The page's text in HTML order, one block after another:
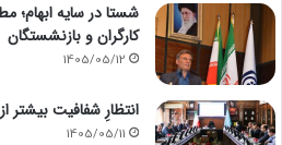
شستا در سایه ابهام؛
کارگران و بازنشستگان
1405/05/12
انتظارِ شفافیت بیشتر
1405/05/11